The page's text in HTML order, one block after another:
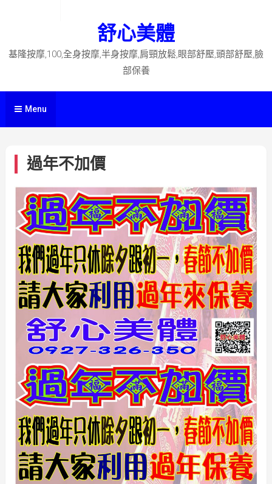
舒心美體
基隆按摩,100,全身按摩,半身按摩,肩頸放鬆,眼部舒壓,頭部舒壓,臉
部保養
Menu
過年不加價